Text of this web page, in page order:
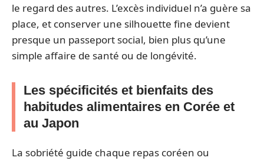
le regard des autres. L’excès individuel n’a guère sa
place, et conserver une silhouette fine devient
presque un passeport social, bien plus qu’une
simple affaire de santé ou de longévité.
Les spécificités et bienfaits des
habitudes alimentaires en Corée et
au Japon
La sobriété guide chaque repas coréen ou